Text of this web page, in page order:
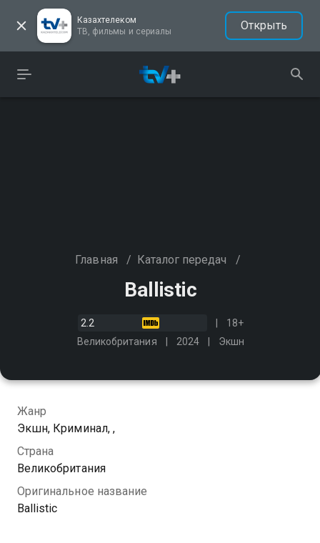
Казахтелеком
ТВ, фильмы и сериалы
Открыть
Главная / Каталог передач /
Ballistic
2.2
18+
Великобритания
2024 Экшн
Жанр
Экшн, Криминал, ,
Страна
Великобритания
Оригинальное название
Ballistic